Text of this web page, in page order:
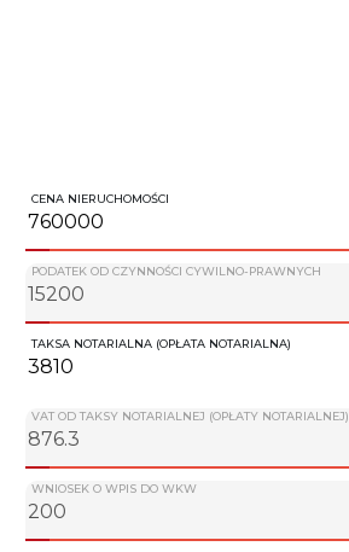
CENA NIERUCHOMOŚCI
PODATEK OD CZYNNOŚCI CYWILNO-PRAWNYCH
TAKSA NOTARIALNA (OPŁATA NOTARIALNA)
VAT OD TAKSY NOTARIALNEJ (OPŁATY NOTARIALNEJ)
WNIOSEK O WPIS DO WKW